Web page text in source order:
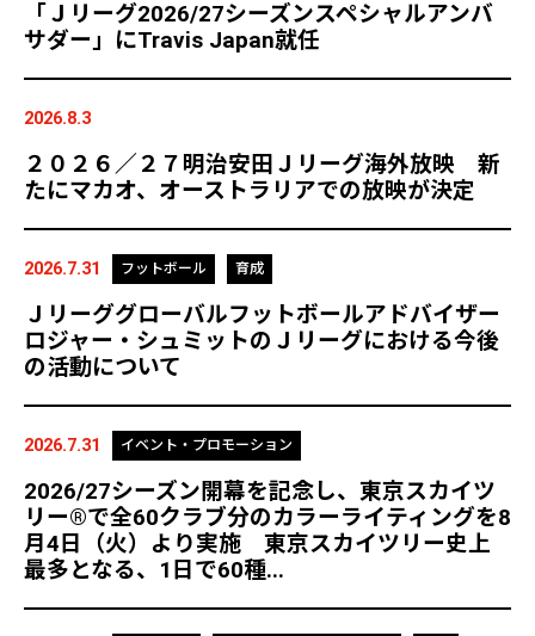
「Ｊリーグ2026/27シーズンスペシャルアンバ
サダー」にTravis Japan就任
2026.8.3
２０２６／２７明治安田Ｊリーグ海外放映 新
たにマカオ、オーストラリアでの放映が決定
2026.7.31 フットボール 育成
Ｊリーググローバルフットボールアドバイザー
ロジャー・シュミットのＪリーグにおける今後
の活動について
2026.7.31 イベント・プロモーション
2026/27シーズン開幕を記念し、東京スカイツ
リー®で全60クラブ分のカラーライティングを8
月4日（火）より実施 東京スカイツリー史上
最多となる、1日で60種...